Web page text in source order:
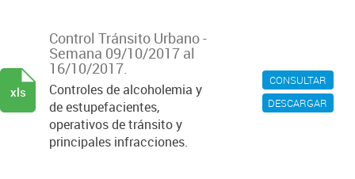
CONSULTAR
DESCARGAR
Control Tránsito Urbano -
Semana 09/10/2017 al
16/10/2017.
Controles de alcoholemia y
de estupefacientes,
operativos de tránsito y
principales infracciones.
xls